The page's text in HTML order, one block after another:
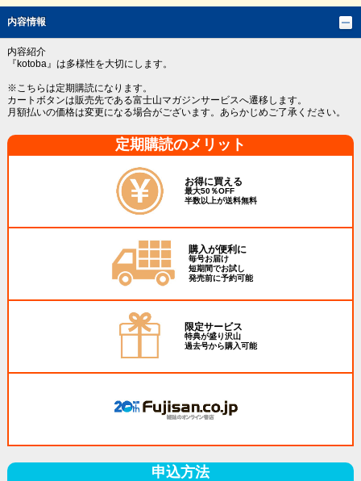
内容情報
内容紹介
『kotoba』は多様性を大切にします。
※こちらは定期購読になります。
カートボタンは販売先である富士山マガジンサービスへ遷移します。
月額払いの価格は変更になる場合がございます。あらかじめご了承ください。
定期購読のメリット
お得に買える
最大50％OFF
半数以上が送料無料
購入が便利に
毎号お届け
短期間でお試し
発売前に予約可能
限定サービス
特典が盛り沢山
過去号から購入可能
申込方法